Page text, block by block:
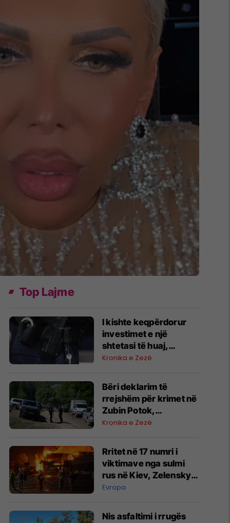
Top Lajme
I kishte keqpërdorur
investimet e një
shtetasi të huaj,
arrestohet i dyshuari
Kronika e Zezë
​Bëri deklarim të
rrejshëm për krimet në
Zubin Potok,
“dëshmitari” nga
Kronika e Zezë
Rritet në 17 numri i
viktimave nga sulmi
rus në Kiev, Zelensky
kërkon më shumë
Evropa
Nis asfaltimi i rrugës